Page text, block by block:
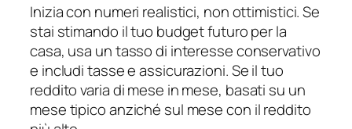
Inizia con numeri realistici, non ottimistici. Se
stai stimando il tuo budget futuro per la
casa, usa un tasso di interesse conservativo
e includi tasse e assicurazioni. Se il tuo
reddito varia di mese in mese, basati su un
mese tipico anziché sul mese con il reddito